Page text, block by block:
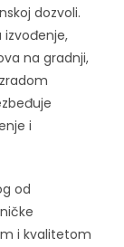
dozvoli.
izvođenje,
na gradnji,
i
od
i kvalitetom